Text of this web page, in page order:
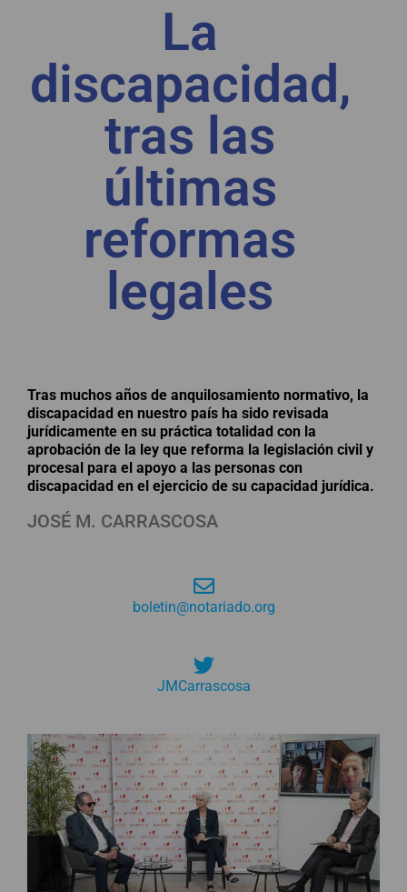
La
discapacidad,
tras las
últimas
reformas
legales
Tras muchos años de anquilosamiento normativo, la
discapacidad en nuestro país ha sido revisada
jurídicamente en su práctica totalidad con la
aprobación de la ley que reforma la legislación civil y
procesal para el apoyo a las personas con
discapacidad en el ejercicio de su capacidad jurídica.
JOSÉ M. CARRASCOSA
boletin@notariado.org
JMCarrascosa